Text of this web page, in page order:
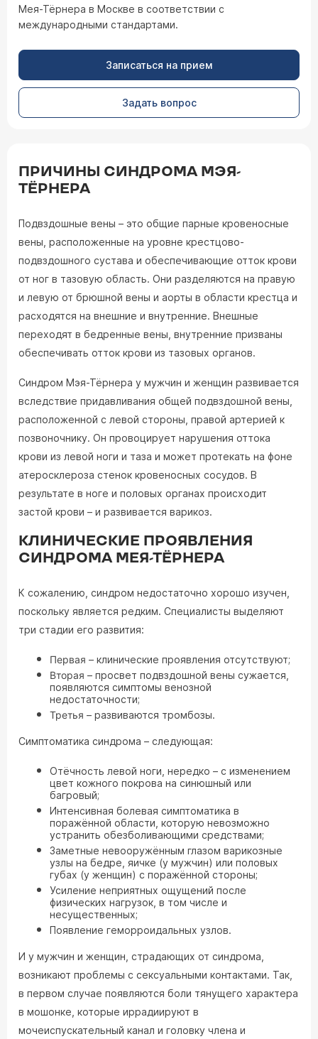
Мея-Тёрнера в Москве в соответствии с
международными стандартами.
Записаться на прием
Задать вопрос
ПРИЧИНЫ СИНДРОМА МЭЯ-
ТЁРНЕРА
Подвздошные вены – это общие парные кровеносные
вены, расположенные на уровне крестцово-
подвздошного сустава и обеспечивающие отток крови
от ног в тазовую область. Они разделяются на правую
и левую от брюшной вены и аорты в области крестца и
расходятся на внешние и внутренние. Внешные
переходят в бедренные вены, внутренние призваны
обеспечивать отток крови из тазовых органов.
Синдром Мэя-Тёрнера у мужчин и женщин развивается
вследствие придавливания общей подвздошной вены,
расположенной с левой стороны, правой артерией к
позвоночнику. Он провоцирует нарушения оттока
крови из левой ноги и таза и может протекать на фоне
атеросклероза стенок кровеносных сосудов. В
результате в ноге и половых органах происходит
застой крови – и развивается варикоз.
КЛИНИЧЕСКИЕ ПРОЯВЛЕНИЯ
СИНДРОМА МЕЯ-ТЁРНЕРА
К сожалению, синдром недостаточно хорошо изучен,
поскольку является редким. Специалисты выделяют
три стадии его развития:
Первая – клинические проявления отсутствуют;
Вторая – просвет подвздошной вены сужается,
появляются симптомы венозной
недостаточности;
Третья – развиваются тромбозы.
Симптоматика синдрома – следующая:
Отёчность левой ноги, нередко – с изменением
цвет кожного покрова на синюшный или
багровый;
Интенсивная болевая симптоматика в
поражённой области, которую невозможно
устранить обезболивающими средствами;
Заметные невооружённым глазом варикозные
узлы на бедре, яичке (у мужчин) или половых
губах (у женщин) с поражённой стороны;
Усиление неприятных ощущений после
физических нагрузок, в том числе и
несущественных;
Появление геморроидальных узлов.
И у мужчин и женщин, страдающих от синдрома,
возникают проблемы с сексуальными контактами. Так,
в первом случае появляются боли тянущего характера
в мошонке, которые иррадиируют в
мочеиспускательный канал и головку члена и